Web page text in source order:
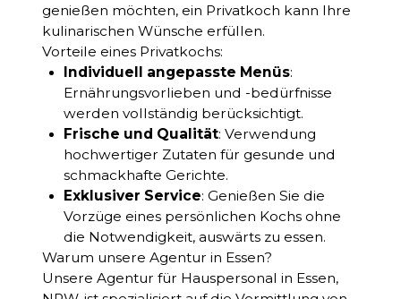
genießen möchten, ein Privatkoch kann Ihre
kulinarischen Wünsche erfüllen.
Vorteile eines Privatkochs:
Individuell angepasste Menüs:
Ernährungsvorlieben und -bedürfnisse
werden vollständig berücksichtigt.
Frische und Qualität: Verwendung
hochwertiger Zutaten für gesunde und
schmackhafte Gerichte.
Exklusiver Service: Genießen Sie die
Vorzüge eines persönlichen Kochs ohne
die Notwendigkeit, auswärts zu essen.
Warum unsere Agentur in Essen?
Unsere Agentur für Hauspersonal in Essen,